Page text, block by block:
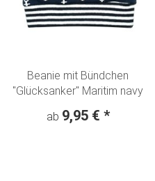
Beanie mit Bündchen
"Glücksanker" Maritim navy
ab 9,95 € *